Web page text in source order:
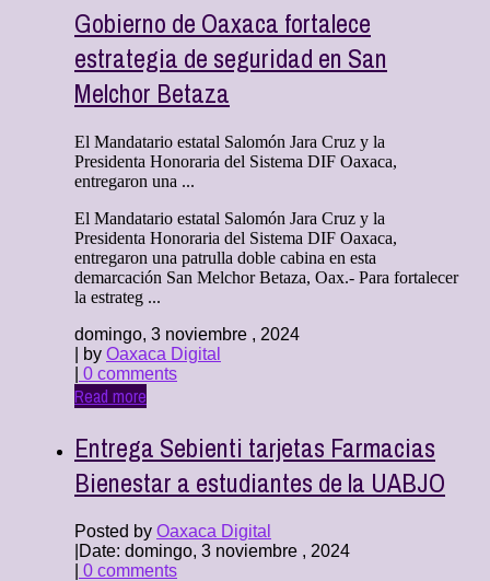
Gobierno de Oaxaca fortalece
estrategia de seguridad en San
Melchor Betaza
El Mandatario estatal Salomón Jara Cruz y la
Presidenta Honoraria del Sistema DIF Oaxaca,
entregaron una ...
El Mandatario estatal Salomón Jara Cruz y la
Presidenta Honoraria del Sistema DIF Oaxaca,
entregaron una patrulla doble cabina en esta
demarcación San Melchor Betaza, Oax.- Para fortalecer
la estrateg ...
domingo, 3 noviembre , 2024
| by Oaxaca Digital
0 comments
Read more
Entrega Sebienti tarjetas Farmacias
Bienestar a estudiantes de la UABJO
Posted by Oaxaca Digital
Date: domingo, 3 noviembre , 2024
0 comments